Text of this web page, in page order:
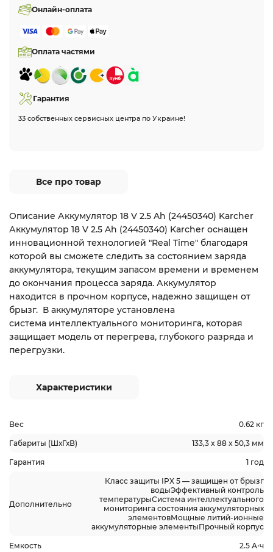
Онлайн-оплата
Оплата частями
Гарантия
33 собственных сервисных центра по Украине!
Все про товар
Описание Аккумулятор 18 V 2.5 Ah (24450340) Karcher
Аккумулятор 18 V 2.5 Ah (24450340) Karcher оснащен
инновационной технологией "Real Time" благодаря
которой вы сможете следить за состоянием заряда
аккумулятора, текущим запасом времени и временем
до окончания процесса заряда. Аккумулятор
находится в прочном корпусе, надежно защищен от
брызг. В аккумуляторе установлена
система интеллектуального мониторинга, которая
защищает модель от перегрева, глубокого разряда и
перегрузки.
Характеристики
Вес 0.62 кг
Габариты (ШхГхВ) 133,3 x 88 x 50,3 мм
Гарантия 1 год
Дополнительно
Класс защиты IPX 5 — защищен от брызг
водыЭффективный контроль
температурыСистема интеллектуального
мониторинга состояния аккумуляторных
элементовМощные литий-ионные
аккумуляторные элементыПрочный корпус
Емкость 2.5 А⋅ч